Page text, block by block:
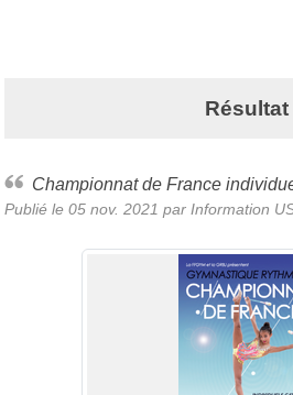
Résultat
Championnat de France
Publié le 05 nov. 2021 par Information